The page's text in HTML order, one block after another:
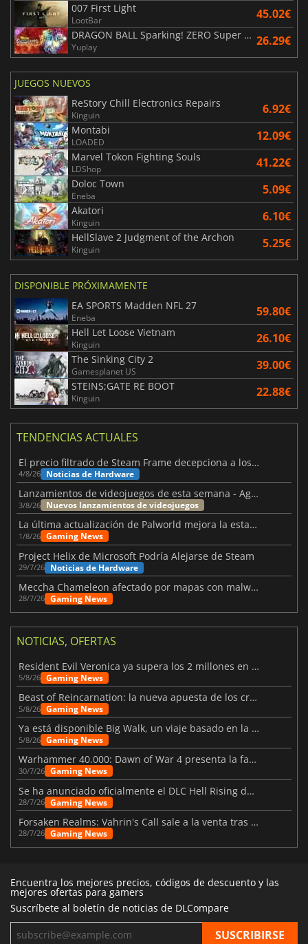
007 First Light
LootBar 45.02€
DRAGON BALL Sparking! ZERO Super Limit Breaking NEO
Yuplay 26.29€
JUEGOS NUEVOS
ReStory Chill Electronics Repairs
Kinguin 6.92€
Montabi
LOADED 12.09€
Marvel Tokon Fighting Souls
LDShop 41.22€
Doloc Town
Eneba 5.09€
Akatori
Kinguin 6.10€
HellSlave 2 Judgment of the Archon
Kinguin 5.25€
DISPONIBLE PRÓXIMAMENTE
EA SPORTS Madden NFL 27
Eneba 59.80€
Hell Let Loose Vietnam
Kinguin 26.10€
The Sinking City 2
Gamesplanet US 39.00€
STEINS;GATE RE BOOT
Kinguin 22.88€
TENDENCIAS ACTUALES
El precio filtrado de Steam Frame decepciona a los usuarios
4/8/26 Noticias de Hardware
Lanzamientos de videojuegos de esta semana - Agosto de 2026 (semana 32)
3/8/26 Nuevos lanzamientos de videojuegos
La última actualización de Palworld mejora la estabilidad
1/8/26 Gaming News
Project Helix de Microsoft Podría Alejarse de Steam
29/7/26 Noticias de Hardware
Meccha Chameleon afectado por mapas con malware y Discord
28/7/26 Gaming News
NOTICIAS, OFERTAS
Resident Evil Veronica ya supera los 2 millones en listas de deseados
5/8/26 Gaming News
Beast of Reincarnation: la nueva apuesta de los creadores de Pokémon
5/8/26 Gaming News
Ya está disponible Big Walk, un viaje basado en la amistad
5/8/26 Gaming News
Warhammer 40.000: Dawn of War 4 presenta la facción de los Necrones
30/7/26 Gaming News
Se ha anunciado oficialmente el DLC Hell Rising de Nioh 3
28/7/26 Gaming News
Forsaken Realms: Vahrin's Call sale a la venta tras una década
28/7/26 Gaming News
Encuentra los mejores precios, códigos de descuento y las
mejores ofertas para gamers
Suscríbete al boletín de noticias de DLCompare